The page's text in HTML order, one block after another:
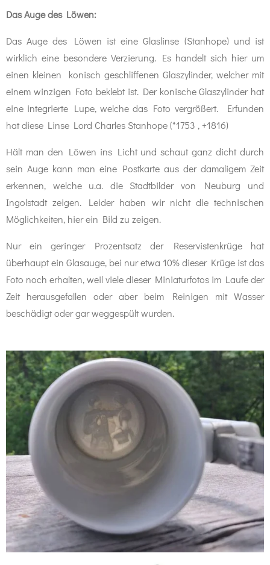
Das Auge des Löwen:
Das Auge des Löwen ist eine Glaslinse (Stanhope) und ist
wirklich eine besondere Verzierung. Es handelt sich hier um
einen kleinen konisch geschliffenen Glaszylinder, welcher mit
einem winzigen Foto beklebt ist. Der konische Glaszylinder hat
eine integrierte Lupe, welche das Foto vergrößert. Erfunden
hat diese Linse Lord Charles Stanhope (*1753 , +1816)
Hält man den Löwen ins Licht und schaut ganz dicht durch
sein Auge kann man eine Postkarte aus der damaligem Zeit
erkennen, welche u.a. die Stadtbilder von Neuburg und
Ingolstadt zeigen. Leider haben wir nicht die technischen
Möglichkeiten, hier ein Bild zu zeigen.
Nur ein geringer Prozentsatz der Reservistenkrüge hat
überhaupt ein Glasauge, bei nur etwa 10% dieser Krüge ist das
Foto noch erhalten, weil viele dieser Miniaturfotos im Laufe der
Zeit herausgefallen oder aber beim Reinigen mit Wasser
beschädigt oder gar weggespült wurden.